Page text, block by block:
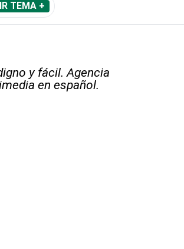
TEMA +
y fácil. Agencia
en español.